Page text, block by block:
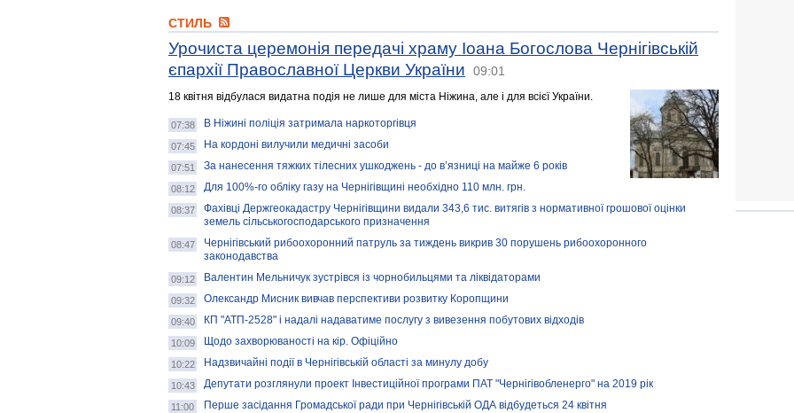
СТИЛЬ
Урочиста церемонія передачі храму Іоана Богослова Чернігівській
єпархії Православної Церкви України
09:01
18 квітня відбулася видатна подія не лише для міста Ніжина, але і для всієї України.
07:38 В Ніжині поліція затримала наркоторгівця
07:45 На кордоні вилучили медичні засоби
07:51 За нанесення тяжких тілесних ушкоджень - до в’язниці на майже 6 років
08:12 Для 100%-го обліку газу на Чернігівщині необхідно 110 млн. грн.
08:37
Фахівці Держгеокадастру Чернігівщини видали 343,6 тис. витягів з нормативної грошової оцінки
земель сільськогосподарського призначення
08:47
Чернігівський рибоохоронний патруль за тиждень викрив 30 порушень рибоохоронного
законодавства
09:12 Валентин Мельничук зустрівся із чорнобильцями та ліквідаторами
09:32 Олександр Мисник вивчав перспективи розвитку Коропщини
09:40 КП "АТП-2528" і надалі надаватиме послугу з вивезення побутових відходів
10:09 Щодо захворюваності на кір. Офіційно
10:22 Надзвичайні події в Чернігівській області за минулу добу
10:43 Депутати розглянули проект Інвестиційної програми ПАТ "Чернігівобленерго" на 2019 рік
11:00 Перше засідання Громадської ради при Чернігівській ОДА відбудеться 24 квітня